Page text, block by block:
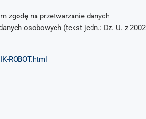
zgodę na przetwarzanie danych
osobowych (tekst jedn.: Dz. U. z 2002
ROBOT.html